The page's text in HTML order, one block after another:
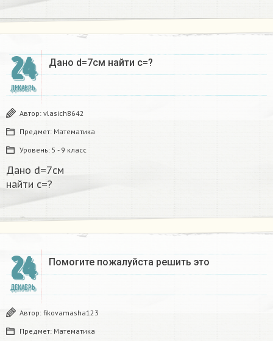
24
ДЕКАБРЬ
Дано d=7см найти с=?​
Автор: vlasich8642
Предмет: Математика
Уровень: 5 - 9 класс
Дано d=7см
найти с=?​
24
ДЕКАБРЬ
Помогите пожалуйста решить это
Автор: fikovamasha123
Предмет: Математика